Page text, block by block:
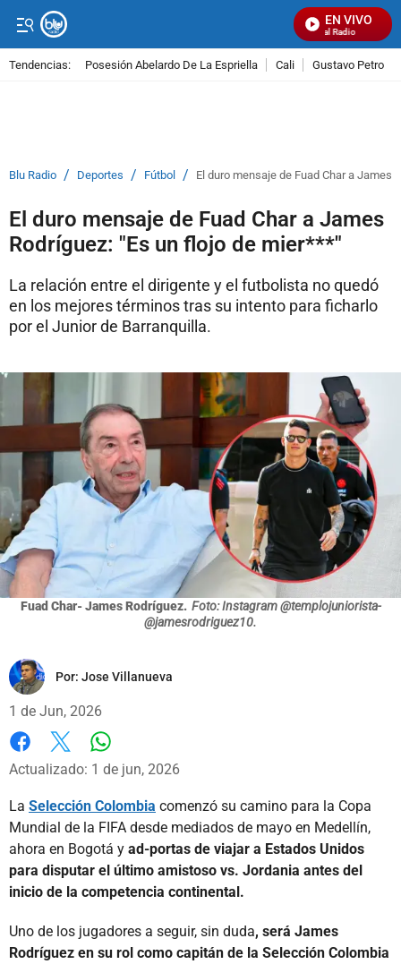
EN VIVO
Señal Visual Radio
Tendencias: Posesión Abelardo De La Espriella Cali Gustavo Petro
Blu Radio / Deportes / Fútbol / El duro mensaje de Fuad Char a James
El duro mensaje de Fuad Char a James
Rodríguez: "Es un flojo de mier***"
La relación entre el dirigente y el futbolista no quedó
en los mejores términos tras su intento para ficharlo
por el Junior de Barranquilla.
Fuad Char- James Rodríguez. Foto: Instagram @templojuniorista-
@jamesrodriguez10.
Por: Jose Villanueva
1 de Jun, 2026
Facebook
X
Actualizado: 1 de jun, 2026
La Selección Colombia comenzó su camino para la Copa
Mundial de la FIFA desde mediados de mayo en Medellín,
ahora en Bogotá y ad-portas de viajar a Estados Unidos
para disputar el último amistoso vs. Jordania antes del
inicio de la competencia continental.
Uno de los jugadores a seguir, sin duda, será James
Rodríguez en su rol como capitán de la Selección Colombia